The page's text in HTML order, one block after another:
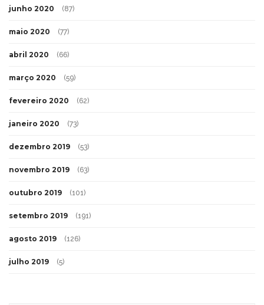
junho 2020 (87)
maio 2020 (77)
abril 2020 (66)
março 2020 (59)
fevereiro 2020 (62)
janeiro 2020 (73)
dezembro 2019 (53)
novembro 2019 (63)
outubro 2019 (101)
setembro 2019 (191)
agosto 2019 (126)
julho 2019 (5)